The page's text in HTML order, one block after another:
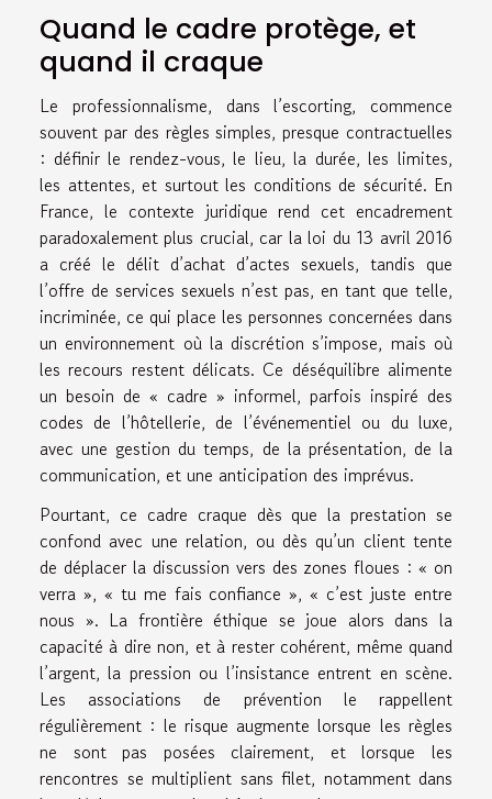
Quand le cadre protège, et
quand il craque
Le professionnalisme, dans l’escorting, commence
souvent par des règles simples, presque contractuelles
: définir le rendez-vous, le lieu, la durée, les limites,
les attentes, et surtout les conditions de sécurité. En
France, le contexte juridique rend cet encadrement
paradoxalement plus crucial, car la loi du 13 avril 2016
a créé le délit d’achat d’actes sexuels, tandis que
l’offre de services sexuels n’est pas, en tant que telle,
incriminée, ce qui place les personnes concernées dans
un environnement où la discrétion s’impose, mais où
les recours restent délicats. Ce déséquilibre alimente
un besoin de « cadre » informel, parfois inspiré des
codes de l’hôtellerie, de l’événementiel ou du luxe,
avec une gestion du temps, de la présentation, de la
communication, et une anticipation des imprévus.
Pourtant, ce cadre craque dès que la prestation se
confond avec une relation, ou dès qu’un client tente
de déplacer la discussion vers des zones floues : « on
verra », « tu me fais confiance », « c’est juste entre
nous ». La frontière éthique se joue alors dans la
capacité à dire non, et à rester cohérent, même quand
l’argent, la pression ou l’insistance entrent en scène.
Les associations de prévention le rappellent
régulièrement : le risque augmente lorsque les règles
ne sont pas posées clairement, et lorsque les
rencontres se multiplient sans filet, notamment dans